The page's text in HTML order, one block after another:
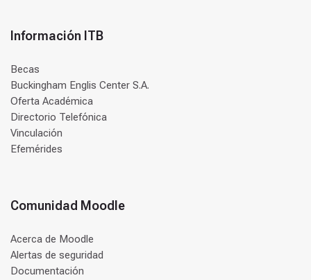
Información ITB
Becas
Buckingham Englis Center S.A.
Oferta Académica
Directorio Telefónica
Vinculación
Efemérides
Comunidad Moodle
Acerca de Moodle
Alertas de seguridad
Documentación